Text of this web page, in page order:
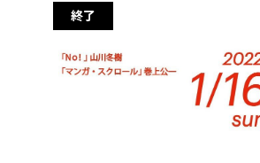
終了